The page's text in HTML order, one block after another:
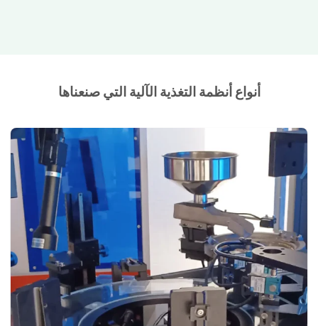
أنواع أنظمة التغذية الآلية التي صنعناها